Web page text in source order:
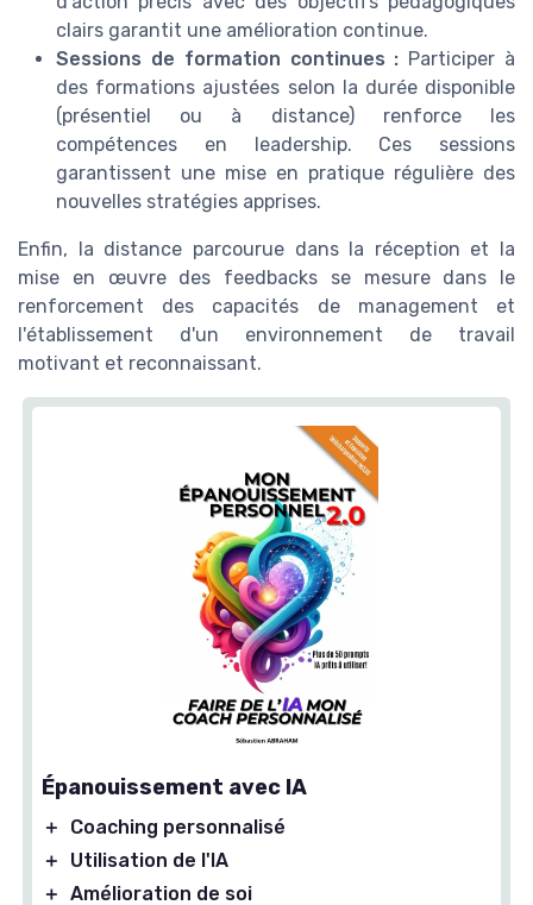
clairs garantit une amélioration continue.
Sessions de formation continues : Participer à
des formations ajustées selon la durée disponible
(présentiel ou à distance) renforce les
compétences en leadership. Ces sessions
garantissent une mise en pratique régulière des
nouvelles stratégies apprises.
Enfin, la distance parcourue dans la réception et la
mise en œuvre des feedbacks se mesure dans le
renforcement des capacités de management et
l'établissement d'un environnement de travail
motivant et reconnaissant.
Épanouissement avec IA
＋
Coaching personnalisé
＋
Utilisation de l'IA
＋ Amélioration de soi